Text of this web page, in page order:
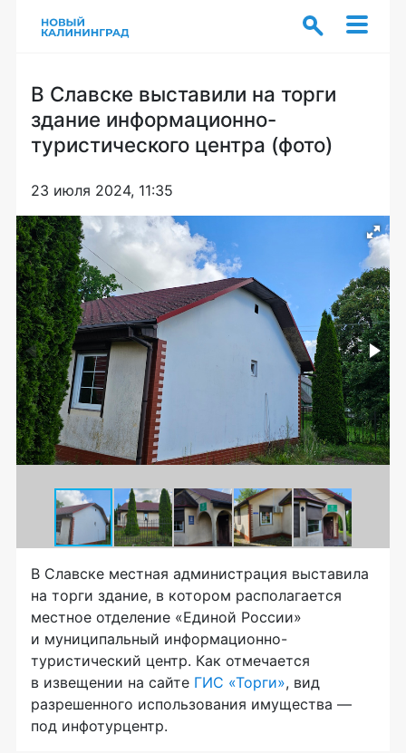
В Славске выставили на торги
здание информационно-
туристического центра (фото)
23 июля 2024, 11:35
В Славске местная администрация выставила
на торги здание, в котором располагается
местное отделение «Единой России»
и муниципальный информационно-
туристический центр. Как отмечается
в извещении на сайте ГИС «Торги», вид
разрешенного использования имущества —
под инфотурцентр.